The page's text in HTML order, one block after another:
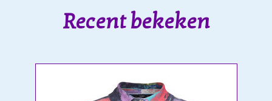
Recent bekeken